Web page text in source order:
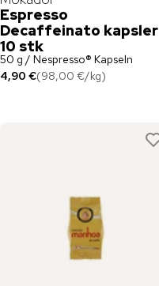
Espresso
Decaffeinato kapsler
10 stk
50 g / Nespresso® Kapseln
4,90 €(98,00 €/kg)